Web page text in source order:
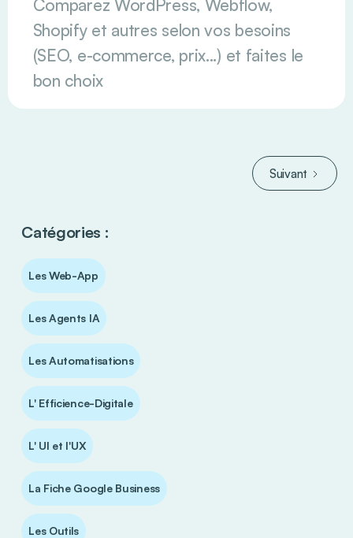
Comparez WordPress, Webflow,
Shopify et autres selon vos besoins
(SEO, e-commerce, prix...) et faites le
bon choix
Suivant
Catégories :
Les Web-App
Les Agents IA
Les Automatisations
L' Efficience-Digitale
L' UI et l'UX
La Fiche Google Business
Les Outils